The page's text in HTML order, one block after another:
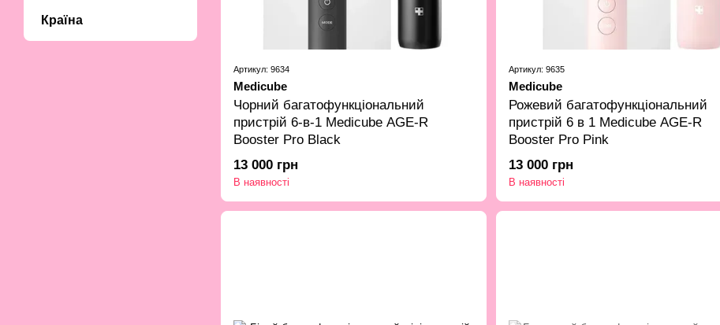
Артикул: 9634
Medicube
Чорний багатофункціональний
пристрій 6-в-1 Medicube AGE-R
Booster Pro Black
13 000 грн
В наявності
Артикул: 9635
Medicube
Рожевий багатофункціональний
пристрій 6 в 1 Medicube AGE-R
Booster Pro Pink
13 000 грн
В наявності
Країна